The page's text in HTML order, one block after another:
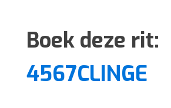
Boek deze rit:
4567CLINGE